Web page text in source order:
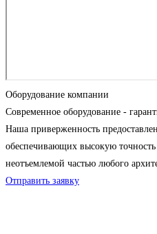
Оборудование компании
Современное оборудование -
Наша приверженность
обеспечивающих высокую
неотъемлемой частью любого
Отправить заявку